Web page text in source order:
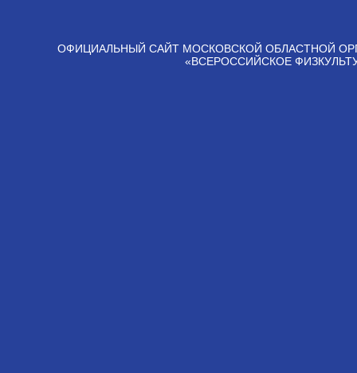
ОФИЦИАЛЬНЫЙ САЙТ МОСКОВСКОЙ ОБЛАСТНОЙ
«ВСЕРОССИЙСКОЕ